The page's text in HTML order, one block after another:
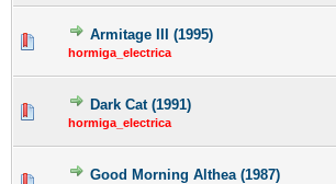
Armitage III (1995)
hormiga_electrica
Dark Cat (1991)
hormiga_electrica
Good Morning Althea (1987)